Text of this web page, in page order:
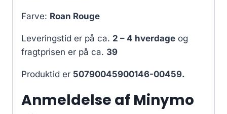
Farve: Roan Rouge
Leveringstid er på ca. 2 – 4 hverdage og
fragtprisen er på ca. 39
Produktid er 50790045900146-00459.
Anmeldelse af Minymo